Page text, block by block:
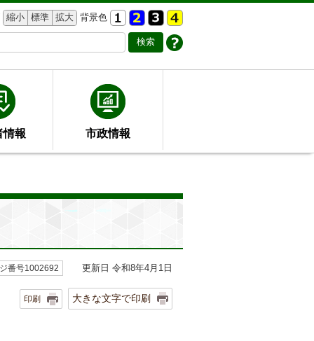
縮小 標準 拡大 背景色
情報 市政情報
番号1002692 更新日 令和8年4月1日
印刷 大きな文字で印刷